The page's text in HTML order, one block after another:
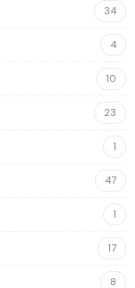
34
4
10
23
1
47
1
17
8